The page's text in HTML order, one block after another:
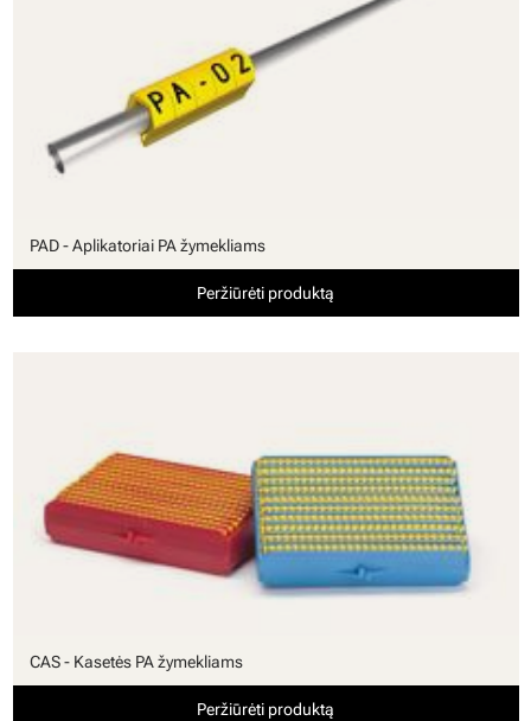
PAD - Aplikatoriai PA žymekliams
Peržiūrėti produktą
CAS - Kasetės PA žymekliams
Peržiūrėti produktą